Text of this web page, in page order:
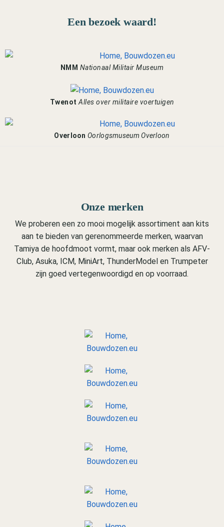
Een bezoek waard!
NMM Nationaal Militair Museum
Twenot Alles over militaire voertuigen
Overloon Oorlogsmuseum Overloon
Onze merken
We proberen een zo mooi mogelijk assortiment aan kits
aan te bieden van gerenommeerde merken, waarvan
Tamiya de hoofdmoot vormt, maar ook merken als AFV-
Club, Asuka, ICM, MiniArt, ThunderModel en Trumpeter
zijn goed vertegenwoordigd en op voorraad.